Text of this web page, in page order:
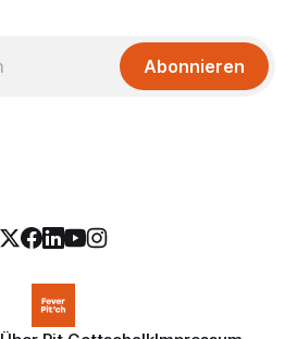
Abonnieren